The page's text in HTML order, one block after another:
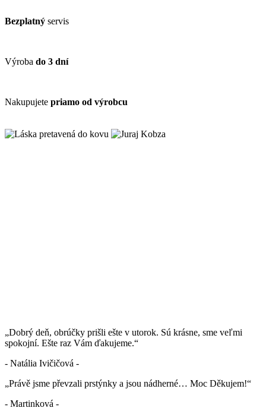
Bezplatný servis
Výroba do 3 dní
Nakupujete priamo od výrobcu
„Dobrý deň, obrúčky prišli ešte v utorok. Sú krásne, sme veľmi
spokojní. Ešte raz Vám ďakujeme.“
- Natália Ivičičová -
„Právě jsme převzali prstýnky a jsou nádherné… Moc Děkujem!“
- Martinková -